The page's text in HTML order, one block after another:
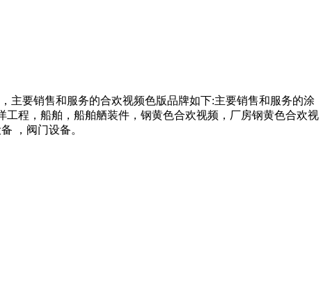
，主要销售和服务的合欢视频色版品牌如下:主要销售和服务的涂
，船舶，船舶舾装件，钢黄色合欢视频，厂房钢黄色合欢视
，阀门设备。